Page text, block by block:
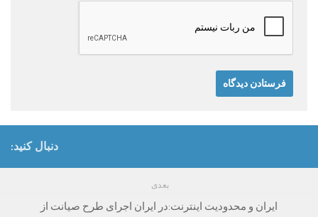
دنبال کنید:
بعدی
ایران و محدودیت اینترنت:در ایران اجرای طرح صیانت از